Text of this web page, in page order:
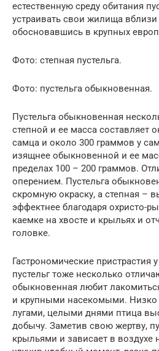
естественную среду обитания
устраивать свои жилища
обосновавшись в крупных
Фото: степная пустельга.
Фото: пустельга обыкновенная.
Пустельга обыкновенная
степной и ее масса составляет
самца и около 300 граммов у
изящнее обыкновенной и ее
пределах 100 – 200 граммов.
оперением. Пустельга
скромную окраску, а степная –
эффектнее благодаря охристо-
каемке на хвосте и крыльях и
головке.
Гастрономические пристрастия
пустельг тоже несколько
обыкновенная любит
и крупными насекомыми. Низко
лугами, целыми днями птица
добычу. Заметив свою жертву,
крыльями и зависает в воздухе